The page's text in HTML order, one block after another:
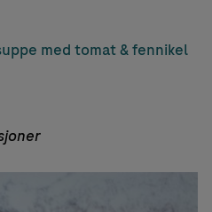
med tomat & fennikel